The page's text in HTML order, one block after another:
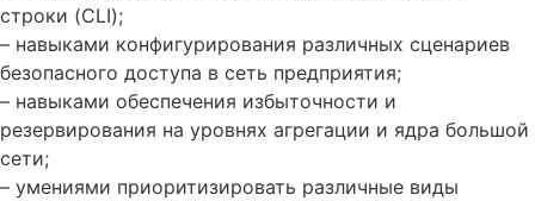
строки (CLI);
– навыками конфигурирования различных сценариев
безопасного доступа в сеть предприятия;
– навыками обеспечения избыточности и
резервирования на уровнях агрегации и ядра большой
сети;
– умениями приоритизировать различные виды